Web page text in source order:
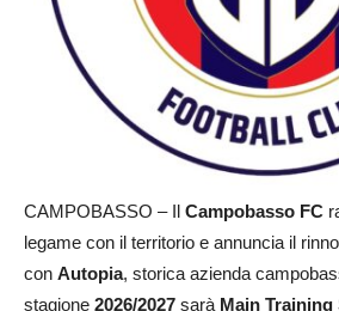
CAMPOBASSO – Il Campobasso FC
legame con il territorio e annuncia il
con Autopia, storica azienda
stagione 2026/2027 sarà Main